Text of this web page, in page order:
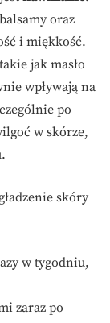
oraz
i miękkość.
jak masło
wpływają na
po
w skórze,
skóry
w tygodniu,
zaraz po